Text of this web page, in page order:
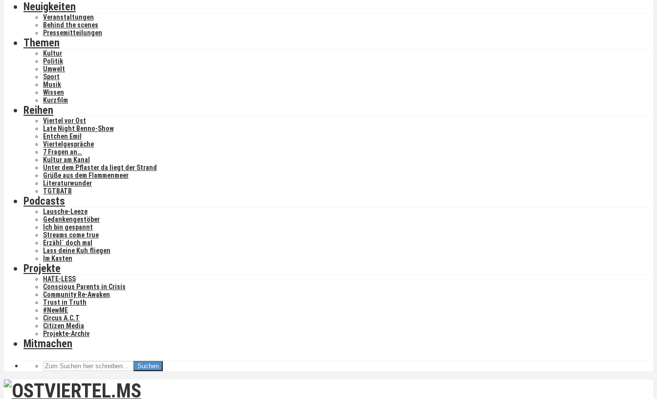
Neuigkeiten
Veranstaltungen
Behind the scenes
Pressemitteilungen
Themen
Kultur
Politik
Umwelt
Sport
Musik
Wissen
Kurzfilm
Reihen
Viertel vor Ost
Late Night Benno-Show
Entchen Emil
Viertelgespräche
7 Fragen an…
Kultur am Kanal
Unter dem Pflaster da liegt der Strand
Grüße aus dem Flammenmeer
Literaturwunder
TGTBATB
Podcasts
Lausche-Leeze
Gedankengestöber
Ich bin gespannt
Streams come true
Erzähl´ doch mal
Lass deine Kuh fliegen
Im Kasten
Projekte
HATE-LESS
Conscious Parents in Crisis
Community Re-Awaken
Trust in Truth
#NewME
Circus A.C.T
Citizen Media
Projekte-Archiv
Mitmachen
Suchen